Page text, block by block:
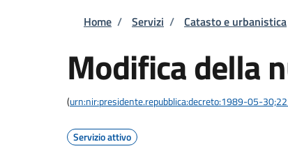
Briciole di pane
Home / Servizi / Catasto e urbanistica
Modifica della
(urn:nir:presidente.repubblica:decreto:1989-05-
Servizio attivo